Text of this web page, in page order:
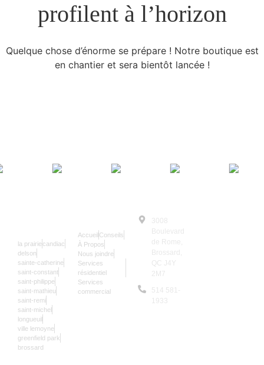
profilent à l’horizon
Quelque chose d’énorme se prépare ! Notre boutique est
en chantier et sera bientôt lancée !
la prairie candiac
delson
sainte-catherine
saint-constant
saint-philippe
saint-mathieu
saint-remi
saint-michel
longueuil
ville lemoyne
greenfield park
brossard
Accueil Conseils
À Propos
Nous joindre
Services
résidentiel
Services
commercial
3008
Boulevard
de Rome,
Brossard,
QC J4Y
2M7
514 581-
1933